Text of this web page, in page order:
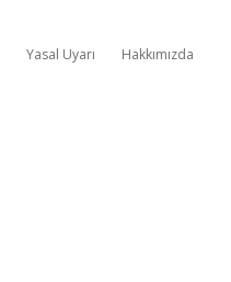
Yasal Uyarı Hakkımızda